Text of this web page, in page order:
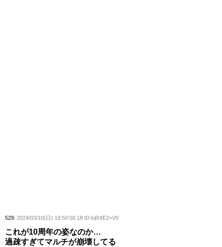
529: 2024/03/10(日) 19:50:58.18 ID:kjRXE2+V0
これが10周年の姿なのか…
過疎すぎてマルチが崩壊してる